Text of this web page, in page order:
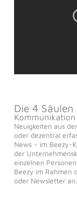
Die 4
Kommunikation
Neuigkeiten aus
oder dezentral
News – im Beezy-
der
einzelnen
Beezy im Rahmen
oder Newsletter an.